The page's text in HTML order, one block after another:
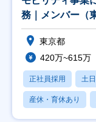
務｜メンバー（
東京都
420万~615万
正社員採用 土
産休・育休あり